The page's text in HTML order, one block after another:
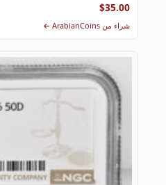
$35.00
شراء من ArabianCoins ←